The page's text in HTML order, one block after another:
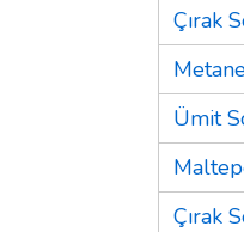
Çırak
Ümit
Çırak